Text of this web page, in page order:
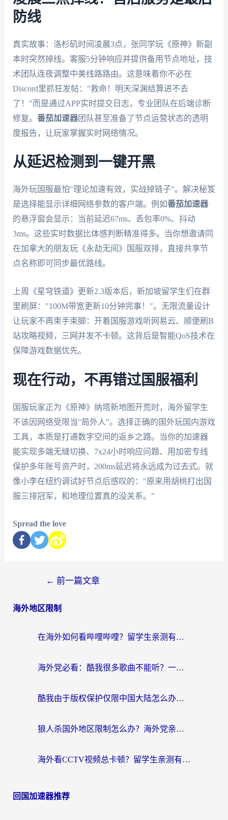
防线
真实故事：洛杉矶时间凌晨3点，张同学玩《原神》新副
本时突然掉线。客服5分钟响应并提供备用节点地址，技
术团队连夜调整中美线路路由。这意味着你不必在
Discord里抓狂发帖："救命！明天深渊结算进不去
了！"而是通过APP实时提交日志，专业团队在后端诊断
修复。 番茄加速器团队甚至准备了节点运营状态的透明
度报告，让玩家掌握实时网络情况。
从延迟检测到一键开黑
海外玩国服最怕"理论加速有效，实战掉链子"。解决秘笈
是选择能显示详细网络参数的客户端。例如番茄加速器
的悬浮窗会显示：当前延迟67ms、丢包率0%、抖动
3ms。这些实时数据比体感判断精准得多。当你想邀请同
在加拿大的朋友玩《永劫无间》国服双排，直接共享节
点名称即可同步最优路线。
上周《星穹铁道》更新2.3版本后，新加坡留学生们在群
里刷屏："100M带宽更新10分钟完事！"。无限流量设计
让玩家不再束手束脚：开着国服游戏听网易云、顺便刷B
站攻略视频，三网并发不卡顿。这背后是智能QoS技术在
保障游戏数据优先。
现在行动，不再错过国服福利
国服玩家正为《原神》纳塔新地图开荒时，海外留学生
不该因网络受限当"局外人"。选择正确的国外玩国内游戏
工具，本质是打通数字空间的返乡之路。当你的加速器
能实现多端无缝切换、7x24小时响应问题、用加密专线
保护多年账号资产时，200ms延迟将永远成为过去式。就
像小李在纽约调试好节点后感叹的："原来用胡桃打出国
服三排冠军，和地理位置真的没关系。"
Spread the love
← 前一篇文章
海外地区限制
在海外如何看哔哩哔哩？留学生亲测有效的回国加速指南
海外党必看：酷我很多歌曲不能听？一招解决优酷版权限制+B站地域问题！
酷我由于版权保护仅限中国大陆怎么办？海外党亲测有效的解锁指南
狼人杀国外地区限制怎么办？海外党亲测有效的全场景回国加速指南
海外看CCTV视频总卡顿？留学生亲测有效的回国加速器选择指南
回国加速器推荐